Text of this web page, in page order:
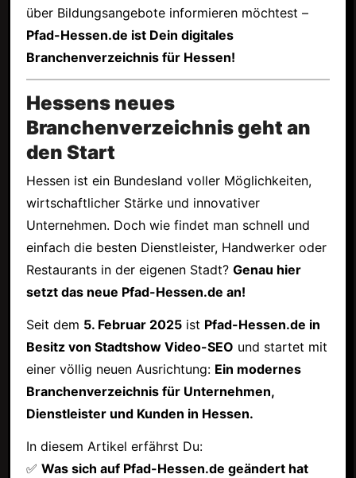
über Bildungsangebote informieren möchtest –
Pfad-Hessen.de ist Dein digitales
Branchenverzeichnis für Hessen!
Hessens neues
Branchenverzeichnis geht an
den Start
Hessen ist ein Bundesland voller Möglichkeiten,
wirtschaftlicher Stärke und innovativer
Unternehmen. Doch wie findet man schnell und
einfach die besten Dienstleister, Handwerker oder
Restaurants in der eigenen Stadt? Genau hier
setzt das neue Pfad-Hessen.de an!
Seit dem 5. Februar 2025ist Pfad-Hessen.de in
Besitz von Stadtshow Video-SEO und startet mit
einer völlig neuen Ausrichtung: Ein modernes
Branchenverzeichnis für Unternehmen,
Dienstleister und Kunden in Hessen.
In diesem Artikel erfährst Du:
✅ Was sich auf Pfad-Hessen.de geändert hat